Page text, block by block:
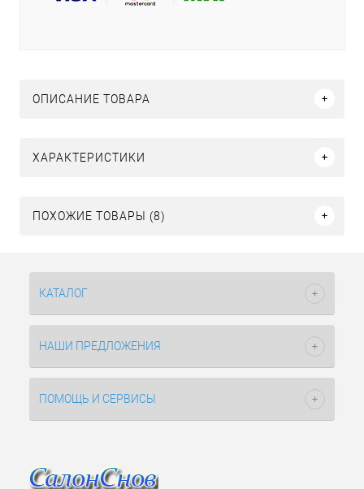
ОПИСАНИЕ ТОВАРА
ХАРАКТЕРИСТИКИ
ПОХОЖИЕ ТОВАРЫ (8)
КАТАЛОГ
НАШИ ПРЕДЛОЖЕНИЯ
ПОМОЩЬ И СЕРВИСЫ